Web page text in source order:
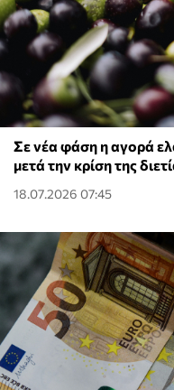
Σε νέα φάση η αγορά
μετά την κρίση της
18.07.2026 07:45